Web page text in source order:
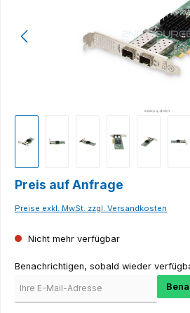
Preis auf Anfrage
Preise exkl. MwSt. zzgl. Versandkosten
Nicht mehr verfügbar
Benachrichtigen, sobald wieder